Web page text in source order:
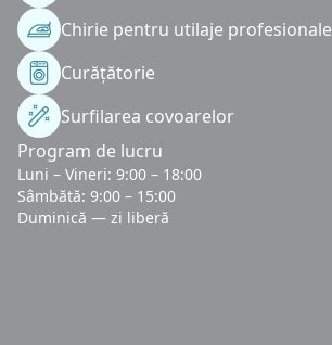
Chirie pentru utilaje profesionale
Curățătorie
Surfilarea covoarelor
Program de lucru
Luni – Vineri: 9:00 – 18:00
Sâmbătă: 9:00 – 15:00
Duminică — zi liberă